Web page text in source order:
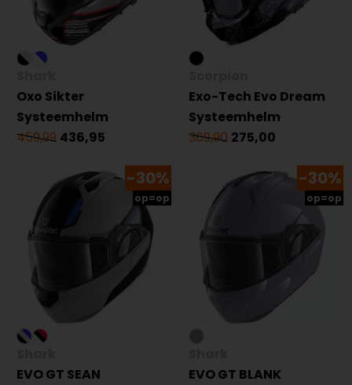
Oxo Sikter
Systeemhelm
459,99 436,95
Exo-Tech Evo Dream
Systeemhelm
369,90 275,00
-30%
op=op
EVO GT SEAN
-30%
op=op
EVO GT BLANK